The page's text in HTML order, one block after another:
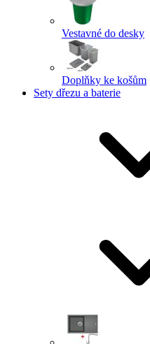
Vestavné do desky
Doplňky ke košům
Sety dřezu a baterie